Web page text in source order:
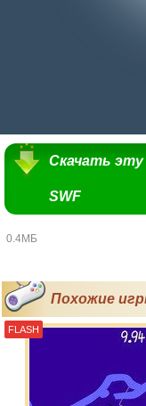
Скачать
SWF
0.4МБ
Похожие
FLASH